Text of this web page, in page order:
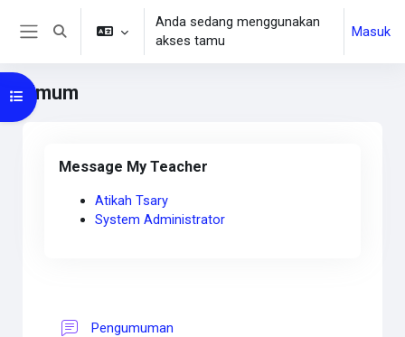
Lewati ke konten utama
Alihkan input pencarian
Anda sedang menggunakan
akses tamu
Masuk
Umum
Message My Teacher
Atikah Tsary
System Administrator
Buka indeks kursus
Pengumuman